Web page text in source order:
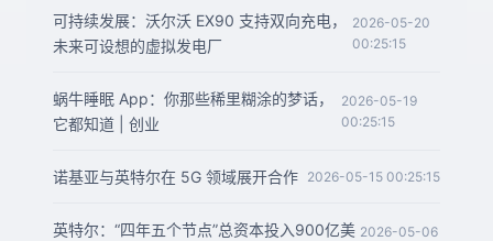
可持续发展：沃尔沃 EX90 支持双向充电，
未来可设想的虚拟发电厂
2026-05-20
00:25:15
蜗牛睡眠 App：你那些稀里糊涂的梦话，
它都知道 | 创业
2026-05-19
00:25:15
诺基亚与英特尔在 5G 领域展开合作 2026-05-15 00:25:15
英特尔：“四年五个节点”总资本投入900亿美 2026-05-06